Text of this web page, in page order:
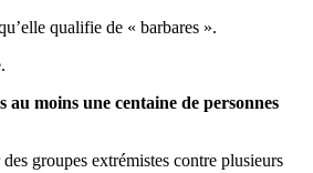
qualifie de « barbares ».
moins une centaine de personnes
groupes extrémistes contre plusieurs